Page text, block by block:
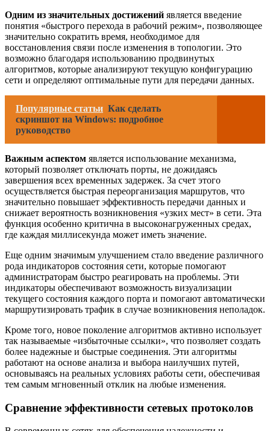
Одним из значительных достижений является введение
понятия «быстрого перехода в рабочий режим», позволяющее
значительно сократить время, необходимое для
восстановления связи после изменения в топологии. Это
возможно благодаря использованию продвинутых
алгоритмов, которые анализируют текущую конфигурацию
сети и определяют оптимальные пути для передачи данных.
Популярные статьи Как сделать
скриншот на Windows: подробное
руководство
Важным аспектом является использование механизма,
который позволяет отключать порты, не дожидаясь
завершения всех временных задержек. За счет этого
осуществляется быстрая переорганизация маршрутов, что
значительно повышает эффективность передачи данных и
снижает вероятность возникновения «узких мест» в сети. Эта
функция особенно критична в высоконагруженных средах,
где каждая миллисекунда может иметь значение.
Еще одним значимым улучшением стало введение различного
рода индикаторов состояния сети, которые помогают
администраторам быстро реагировать на проблемы. Эти
индикаторы обеспечивают возможность визуализации
текущего состояния каждого порта и помогают автоматически
маршрутизировать трафик в случае возникновения неполадок.
Кроме того, новое поколение алгоритмов активно использует
так называемые «избыточные ссылки», что позволяет создать
более надежные и быстрые соединения. Эти алгоритмы
работают на основе анализа и выбора наилучших путей,
основываясь на реальных условиях работы сети, обеспечивая
тем самым мгновенный отклик на любые изменения.
Сравнение эффективности сетевых протоколов